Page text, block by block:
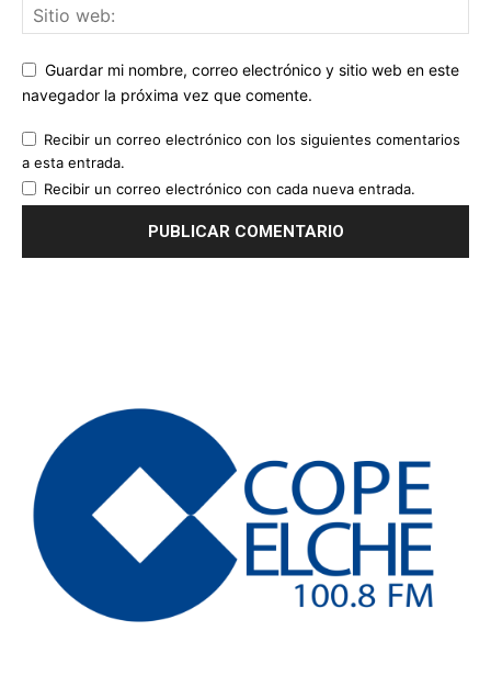
Guardar mi nombre, correo electrónico y sitio web en este
navegador la próxima vez que comente.
Recibir un correo electrónico con los siguientes comentarios
a esta entrada.
Recibir un correo electrónico con cada nueva entrada.